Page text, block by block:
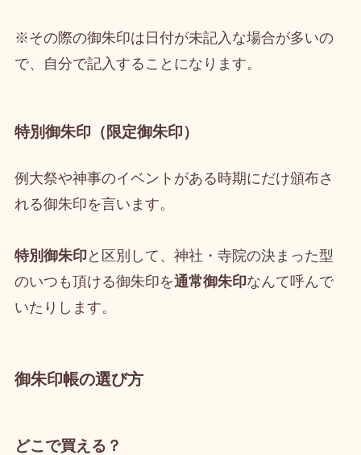
※その際の御朱印は日付が未記入な場合が多いの
で、自分で記入することになります。
特別御朱印（限定御朱印）
例大祭や神事のイベントがある時期にだけ頒布さ
れる御朱印を言います。
特別御朱印 と区別して、神社・寺院の決まった型
のいつも頂ける御朱印を通常御朱印なんて呼んで
いたりします。
御朱印帳の選び方
どこで買える？